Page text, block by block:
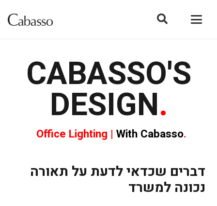
CABASSO'S
DESIGN.
Office Lighting | With Cabasso.
דברים שכדאי לדעת על תאורה
נכונה למשרד